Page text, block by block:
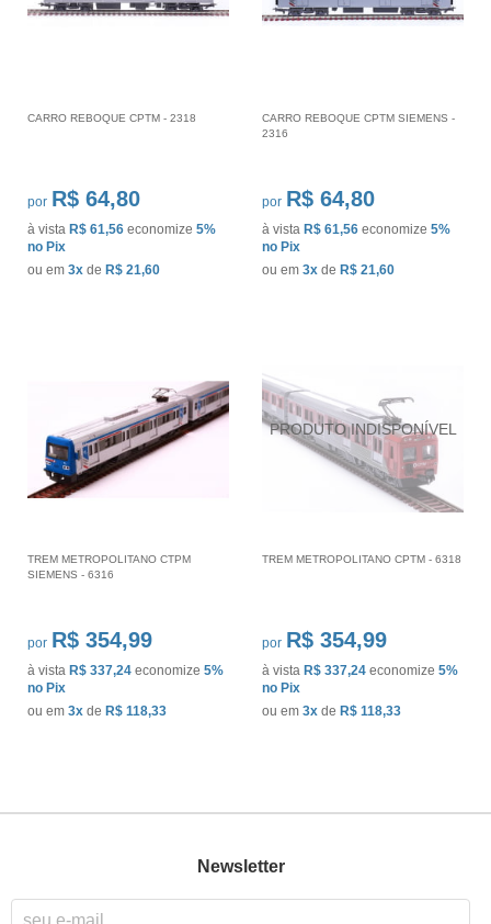
CARRO REBOQUE CPTM - 2318
por R$ 64,80
à vista R$ 61,56 economize 5%
no Pix
ou em 3x de R$ 21,60
CARRO REBOQUE CPTM SIEMENS -
2316
por R$ 64,80
à vista R$ 61,56 economize 5%
no Pix
ou em 3x de R$ 21,60
TREM METROPOLITANO CTPM
SIEMENS - 6316
por R$ 354,99
à vista R$ 337,24 economize 5%
no Pix
ou em 3x de R$ 118,33
TREM METROPOLITANO CPTM - 6318
por R$ 354,99
à vista R$ 337,24 economize 5%
no Pix
ou em 3x de R$ 118,33
Newsletter